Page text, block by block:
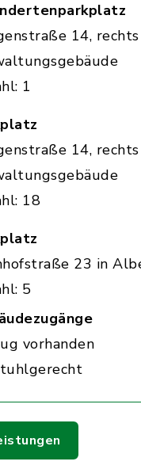
14,
1
14,
18
23 in
5
vorhanden